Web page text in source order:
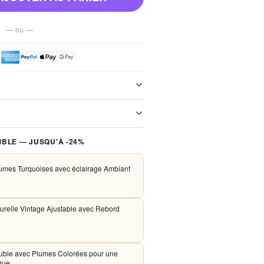
— ou —
Aucun frais de port, jamais.
et Apple Pay. Aucune donnée
serveurs.
— JUSQU'À -24%
Turquoises avec éclairage Ambiant
Vintage Ajustable avec Rebord
avec Plumes Colorées pour une